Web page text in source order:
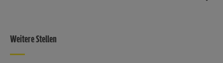
Weitere Stellen